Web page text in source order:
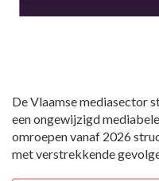
De Vlaamse mediasector
een ongewijzigd
omroepen vanaf 2026
met verstrekkende